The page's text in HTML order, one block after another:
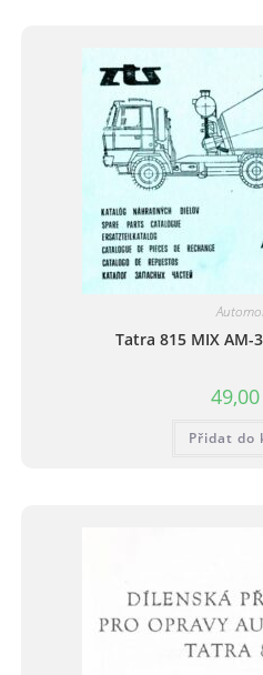
Tatra 815 MIX AM-
49,00
Přidat do